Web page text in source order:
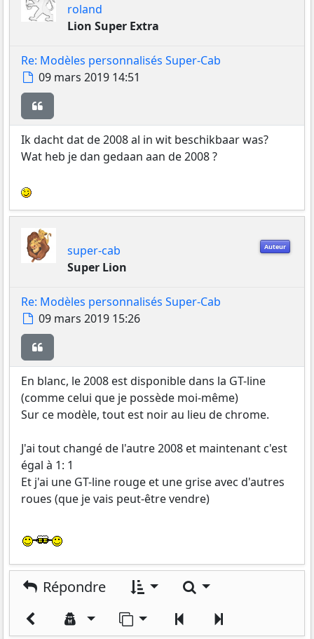
roland
Lion Super Extra
Re: Modèles personnalisés Super-Cab
Message
09 mars 2019 14:51
Ik dacht dat de 2008 al in wit beschikbaar was?
Wat heb je dan gedaan aan de 2008 ?
Auteur
super-cab
Super Lion
Re: Modèles personnalisés Super-Cab
Message
09 mars 2019 15:26
En blanc, le 2008 est disponible dans la GT-line
(comme celui que je possède moi-même)
Sur ce modèle, tout est noir au lieu de chrome.
J'ai tout changé de l'autre 2008 et maintenant c'est
égal à 1: 1
Et j'ai une GT-line rouge et une grise avec d'autres
roues (que je vais peut-être vendre)
Répondre
Rechercher
Aller sur la page
Précédent